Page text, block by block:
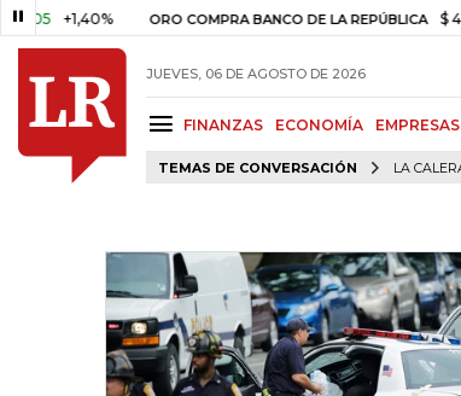
+1,40% ORO COMPRA BANCO DE LA REPÚBLICA $
JUEVES, 06 DE AGOSTO DE 2026
FINANZAS ECONOMÍA EMPRESAS
TEMAS DE CONVERSACIÓN LA